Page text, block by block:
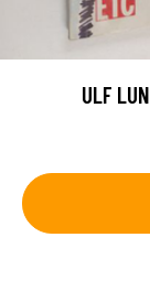
ULF